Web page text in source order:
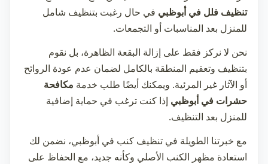
تنظيف فلل في أبوظبي في حال رغبت بتنظيف شامل
للمنزل بعد المناسبات أو التجمعات.
نحن لا نركز فقط على إزالة البقعة الظاهرة، بل نقوم
بتنظيف وتعقيم المنطقة بالكامل لضمان عدم عودة الروائح
أو الآثار غير المرئية. ويمكنك أيضًا طلب خدمة مكافحة
حشرات في أبوظبي إذا كنت ترغب في حماية إضافية
للمنزل بعد التنظيف.
مع خبرتنا الطويلة في تنظيف كنب في أبوظبي، نضمن لك
استعادة مظهر الكنب الأصلي وكأنه جديد، مع الحفاظ على